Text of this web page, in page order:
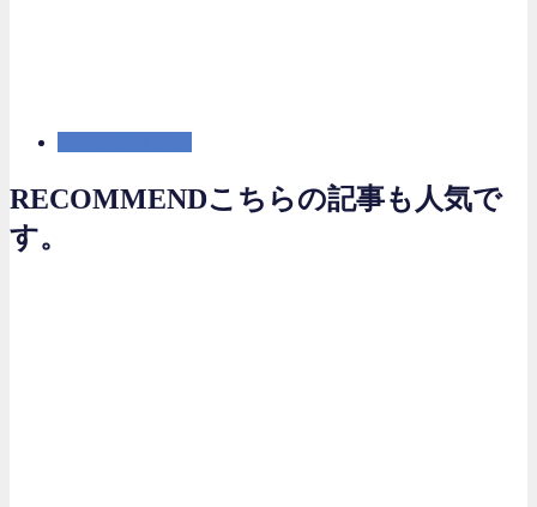
RECOMMENDこちらの記事も人気で
す。